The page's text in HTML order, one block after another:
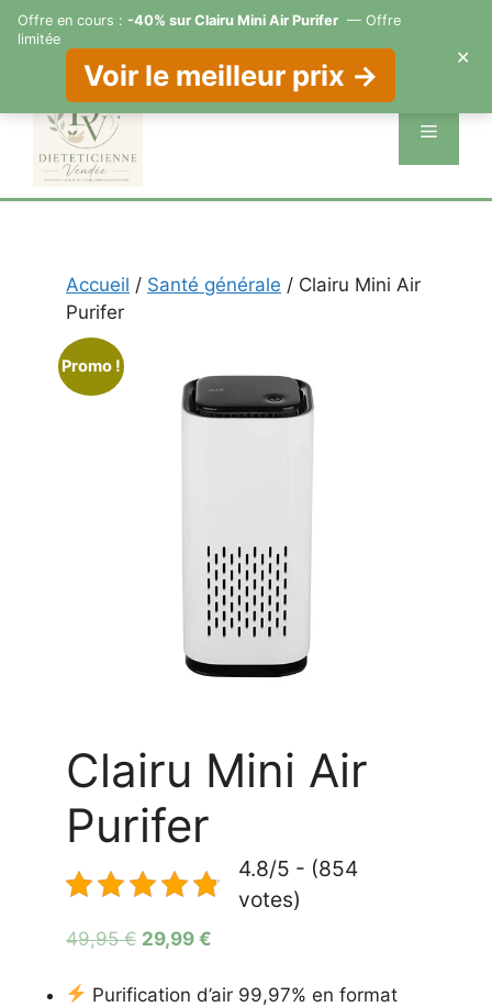
contenu
Menu
Accueil / Santé générale / Clairu Mini Air
Purifer
Promo !
Clairu Mini Air
Purifer
4.8/5 - (854
votes)
49,95€ Le
initial
29,99 €
actuel
Purification d’air 99,97% en format
Offre en cours : -40% sur Clairu Mini Air Purifer — Offre
limitée
Voir le meilleur prix →
✕